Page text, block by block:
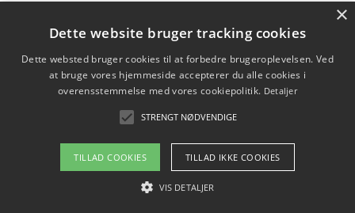
Hvordan blåfade med rist kan hjælpe med at reducere
plastik i havet
Spil kasinospil på et troværdigt online casino: Din
guide til sikker og sjov underholdning
Copyright 2026 - Pilanto Aps
Om / kontakt
×
Dette website bruger tracking cookies
Dette websted bruger cookies til at forbedre brugeroplevelsen. Ved
at bruge vores hjemmeside accepterer du alle cookies i
overensstemmelse med vores cookiepolitik. Detaljer
STRENGT NØDVENDIGE
TILLAD COOKIES TILLAD IKKE COOKIES
VIS DETALJER